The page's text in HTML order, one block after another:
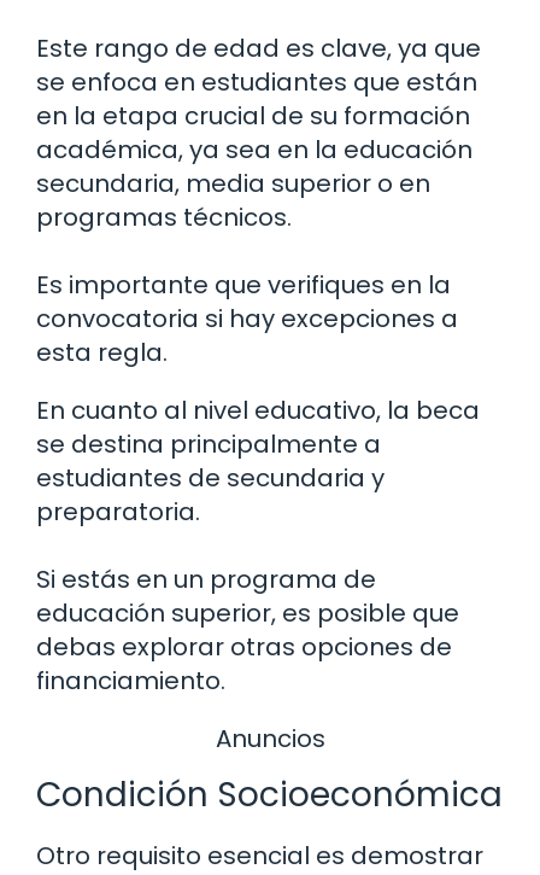
Este rango de edad es clave, ya que
se enfoca en estudiantes que están
en la etapa crucial de su formación
académica, ya sea en la educación
secundaria, media superior o en
programas técnicos.
Es importante que verifiques en la
convocatoria si hay excepciones a
esta regla.
En cuanto al nivel educativo, la beca
se destina principalmente a
estudiantes de secundaria y
preparatoria.
Si estás en un programa de
educación superior, es posible que
debas explorar otras opciones de
financiamiento.
Anuncios
Condición Socioeconómica
Otro requisito esencial es demostrar